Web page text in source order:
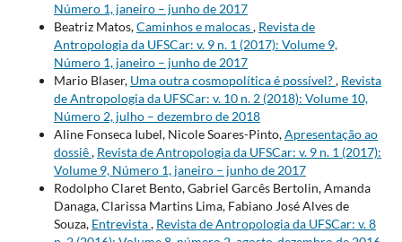
Número 1, janeiro – junho de 2017
Beatriz Matos,Caminhos e malocas, Revista de
Antropologia da UFSCar: v. 9 n. 1 (2017): Volume 9,
Número 1, janeiro – junho de 2017
Mario Blaser, Uma outra cosmopolítica é possível?, Revista
de Antropologia da UFSCar: v. 10 n. 2 (2018): Volume 10,
Número 2, julho – dezembro de 2018
Aline Fonseca Iubel, Nicole Soares-Pinto,Apresentação ao
dossiê, Revista de Antropologia da UFSCar: v. 9 n. 1 (2017):
Volume 9, Número 1, janeiro – junho de 2017
Rodolpho Claret Bento, Gabriel Garcês Bertolin, Amanda
Danaga, Clarissa Martins Lima, Fabiano José Alves de
Souza, Entrevista, Revista de Antropologia da UFSCar: v. 8